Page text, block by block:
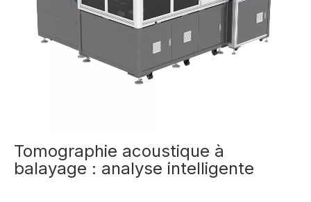
Tomographie acoustique à
balayage : analyse intelligente